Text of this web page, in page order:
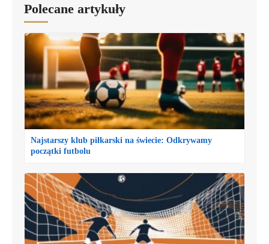
Polecane artykuły
Najstarszy klub piłkarski na świecie: Odkrywamy
początki futbolu